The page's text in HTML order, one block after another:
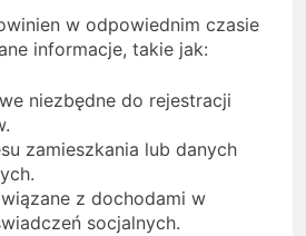
w odpowiednim czasie
informacje, takie jak:
niezbędne do rejestracji
zamieszkania lub danych
z dochodami w
socjalnych.